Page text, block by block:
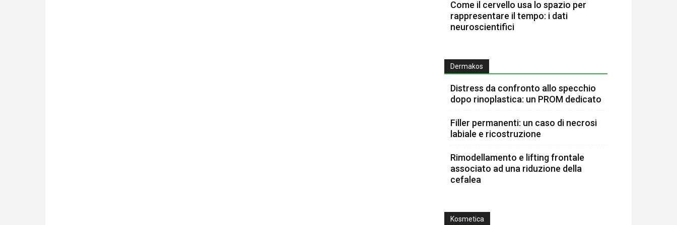
Come il cervello usa lo spazio per
rappresentare il tempo: i dati
neuroscientifici
Dermakos
Distress da confronto allo specchio
dopo rinoplastica: un PROM dedicato
Filler permanenti: un caso di necrosi
labiale e ricostruzione
Rimodellamento e lifting frontale
associato ad una riduzione della
cefalea
Kosmetica